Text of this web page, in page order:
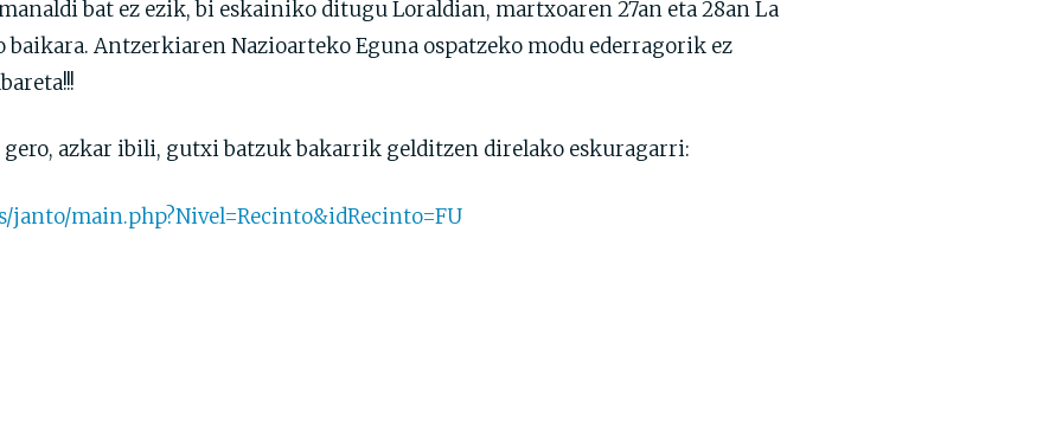
bat ez ezik, bi eskainiko ditugu Loraldian, martxoaren 27an eta 28an La
Antzerkiaren Nazioarteko Eguna ospatzeko modu ederragorik ez
gero, azkar ibili, gutxi batzuk bakarrik gelditzen direlako eskuragarri:
main.php?Nivel=Recinto&idRecinto=FU